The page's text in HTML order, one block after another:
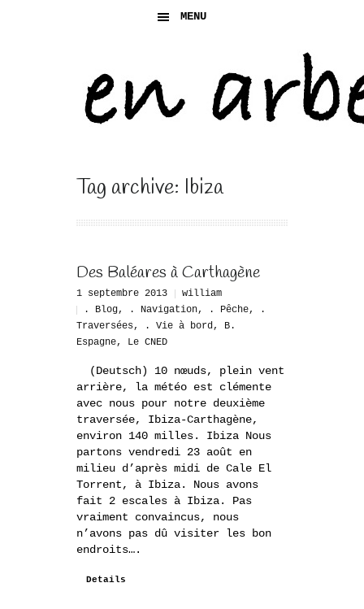
MENU
Tag archive: Ibiza
Des Baléares à Carthagène
1 septembre 2013
william
. Blog, . Navigation, . Pêche,
.
Traversées, . Vie à bord , B.
Espagne, Le CNED
(Deutsch) 10 nœuds, plein vent
arrière, la météo est clémente
avec nous pour notre deuxième
traversée, Ibiza-Carthagène,
environ 140 milles. Ibiza Nous
partons vendredi 23 août en
milieu d’après midi de Cale El
Torrent, à Ibiza. Nous avons
fait 2 escales à Ibiza. Pas
vraiment convaincus, nous
n’avons pas dû visiter les bon
endroits….
Details